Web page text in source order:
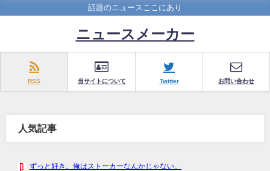
話題のニュースここにあり
ニュースメーカー
RSS 当サイトについて Twitter お問い合わせ
人気記事